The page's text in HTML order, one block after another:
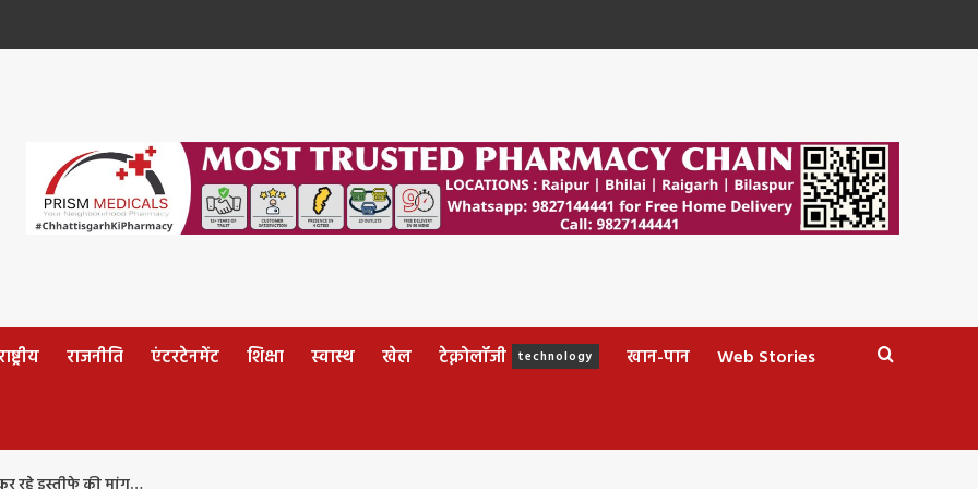
राजनीति एंटरटेनमेंट शिक्षा स्वास्थ खेल टेक्नोलॉजी technology खान-पान Web Stories